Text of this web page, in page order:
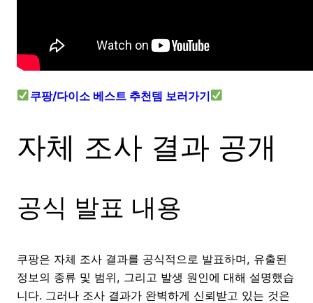
쿠팡/다이소 베스트 추천템 보러가기
자체 조사 결과 공개
공식 발표 내용
쿠팡은 자체 조사 결과를 공식적으로 발표하며, 유출된
정보의 종류 및 범위, 그리고 발생 원인에 대해 설명했습
니다. 그러나 조사 결과가 완벽하게 신뢰받고 있는 것은